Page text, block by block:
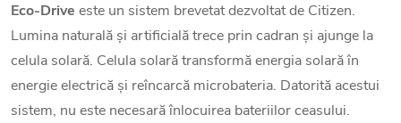
Eco-Drive este un sistem brevetat dezvoltat de Citizen.
Lumina naturală și artificială trece prin cadran și ajunge la
celula solară. Celula solară transformă energia solară în
energie electrică și reîncarcă microbateria. Datorită acestui
sistem, nu este necesară înlocuirea bateriilor ceasului.